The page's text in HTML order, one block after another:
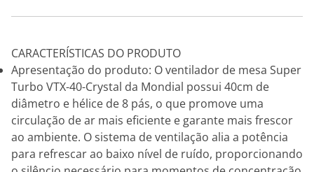
CARACTERÍSTICAS DO PRODUTO
Apresentação do produto: O ventilador de mesa Super
Turbo VTX-40-Crystal da Mondial possui 40cm de
diâmetro e hélice de 8 pás, o que promove uma
circulação de ar mais eficiente e garante mais frescor
ao ambiente. O sistema de ventilação alia a potência
para refrescar ao baixo nível de ruído, proporcionando